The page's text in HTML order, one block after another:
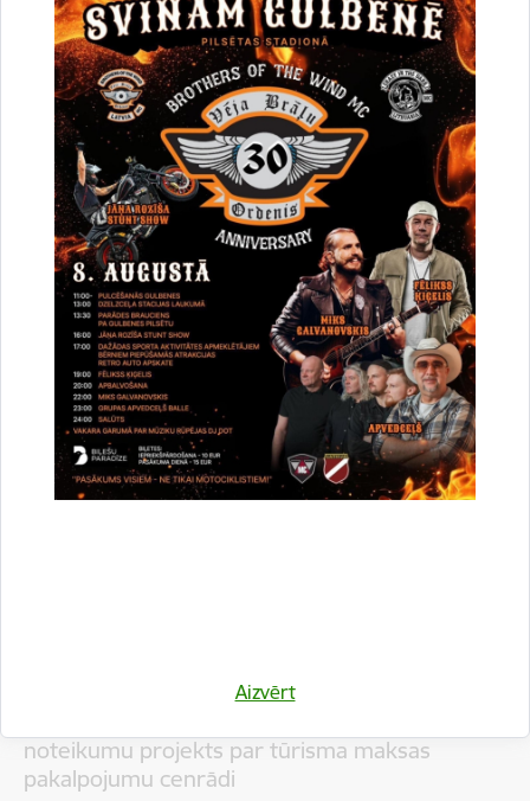
Aizvērt
Par satiksmes organizāciju Brīvības un
Dzelzceļa ielas pārbūves darbu laikā Gulbenē
30.07.2026. Projekti
Sabiedrība
Satiksmes ierobežojumi
noteikumu projekts par tūrisma maksas
pakalpojumu cenrādi